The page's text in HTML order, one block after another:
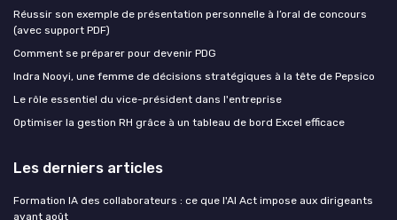
Réussir son exemple de présentation personnelle à l’oral de concours
(avec support PDF)
Comment se préparer pour devenir PDG
Indra Nooyi, une femme de décisions stratégiques à la tête de Pepsico
Le rôle essentiel du vice-président dans l'entreprise
Optimiser la gestion RH grâce à un tableau de bord Excel efficace
Les derniers articles
Formation IA des collaborateurs : ce que l'AI Act impose aux dirigeants
avant août